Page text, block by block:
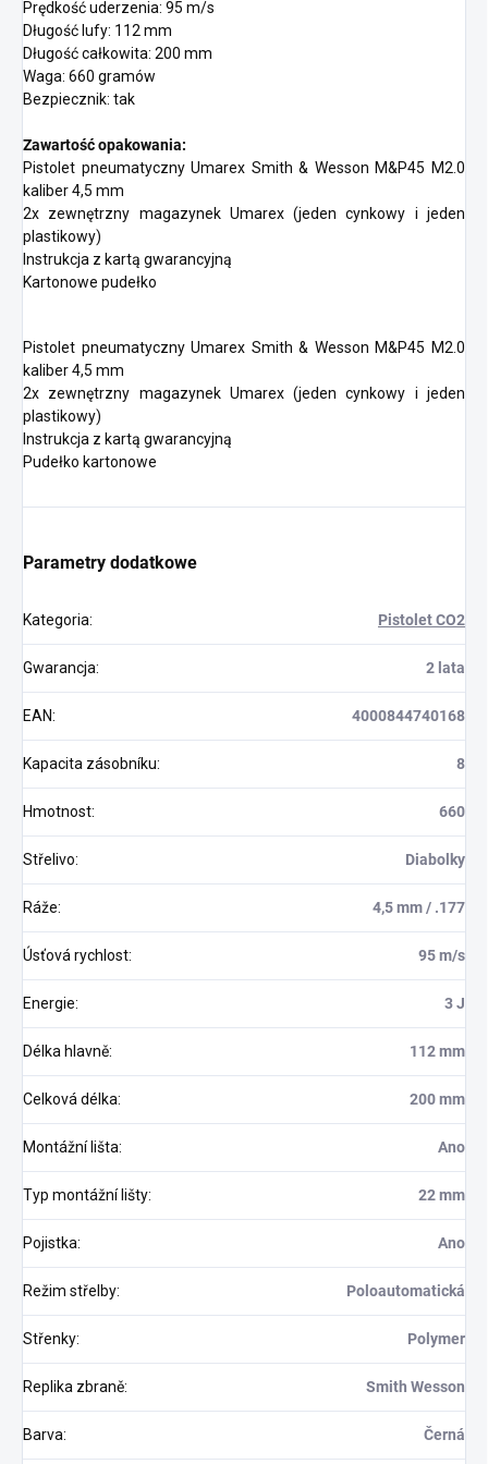
Prędkość uderzenia: 95 m/s
Długość lufy: 112 mm
Długość całkowita: 200 mm
Waga: 660 gramów
Bezpiecznik: tak
Zawartość opakowania:
Pistolet pneumatyczny Umarex Smith & Wesson M&P45 M2.0
kaliber 4,5 mm
2x zewnętrzny magazynek Umarex (jeden cynkowy i jeden
plastikowy)
Instrukcja z kartą gwarancyjną
Kartonowe pudełko
Pistolet pneumatyczny Umarex Smith & Wesson M&P45 M2.0
kaliber 4,5 mm
2x zewnętrzny magazynek Umarex (jeden cynkowy i jeden
plastikowy)
Instrukcja z kartą gwarancyjną
Pudełko kartonowe
Parametry dodatkowe
Kategoria: Pistolet CO2
Gwarancja: 2 lata
EAN: 4000844740168
Kapacita zásobníku: 8
Hmotnost: 660
Střelivo: Diabolky
Ráže: 4,5 mm / .177
Úsťová rychlost: 95 m/s
Energie: 3 J
Délka hlavně: 112 mm
Celková délka: 200 mm
Montážní lišta: Ano
Typ montážní lišty: 22 mm
Pojistka: Ano
Režim střelby: Poloautomatická
Střenky: Polymer
Replika zbraně: Smith Wesson
Barva: Černá